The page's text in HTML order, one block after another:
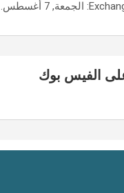
: الجمعة, 7 أغسطس.
على الفيس بوك